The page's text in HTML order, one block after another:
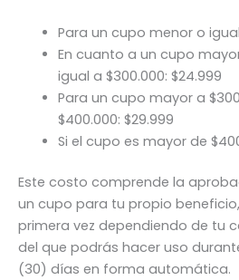
Para un cupo menor o igual
En cuanto a un cupo
igual a $300.000: $24.999
Para un cupo mayor a
$400.000: $29.999
Si el cupo es mayor de
Este costo comprende la
un cupo para tu propio
primera vez dependiendo de tu
del que podrás hacer uso
(30) días en forma automática.